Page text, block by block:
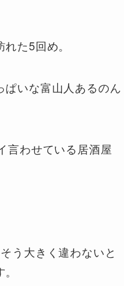
た5回め。
いな富山人あるのん
言わせている居酒屋
う大きく違わないと